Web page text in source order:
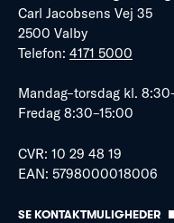
Carl Jacobsens Vej 35
2500 Valby
Telefon: 4171 5000
Mandag–torsdag kl.
Fredag 8:30–15:00
CVR: 10 29 48 19
EAN: 5798000018006
SE KONTAKTMULIGHEDER